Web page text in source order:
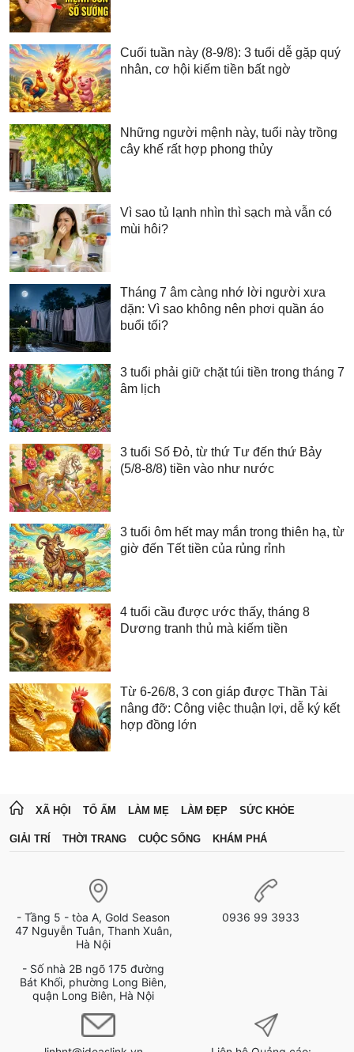
Cuối tuần này (8-9/8): 3 tuổi dễ gặp quý
nhân, cơ hội kiếm tiền bất ngờ
Những người mệnh này, tuổi này trồng
cây khế rất hợp phong thủy
Vì sao tủ lạnh nhìn thì sạch mà vẫn có
mùi hôi?
Tháng 7 âm càng nhớ lời người xưa
dặn: Vì sao không nên phơi quần áo
buổi tối?
3 tuổi phải giữ chặt túi tiền trong tháng 7
âm lịch
3 tuổi Số Đỏ, từ thứ Tư đến thứ Bảy
(5/8-8/8) tiền vào như nước
3 tuổi ôm hết may mắn trong thiên hạ, từ
giờ đến Tết tiền của rủng rỉnh
4 tuổi cầu được ước thấy, tháng 8
Dương tranh thủ mà kiếm tiền
Từ 6-26/8, 3 con giáp được Thần Tài
nâng đỡ: Công việc thuận lợi, dễ ký kết
hợp đồng lớn
XÃ HỘI TỔ ẤM LÀM MẸ LÀM ĐẸP SỨC KHỎE
GIẢI TRÍ THỜI TRANG CUỘC SỐNG KHÁM PHÁ
- Tầng 5 - tòa A, Gold Season
47 Nguyễn Tuân, Thanh Xuân,
Hà Nội
- Số nhà 2B ngõ 175 đường
Bát Khối, phường Long Biên,
quận Long Biên, Hà Nội
0936 99 3933